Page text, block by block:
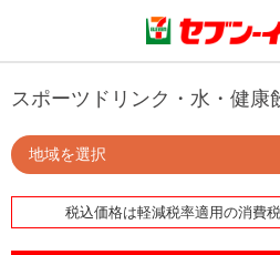
商品のご案内
商品のご案内トップ
今週の新商品
セール・キャンペーン
サービス
スポーツドリンク・水・健康
地域を選択
税込価格は軽減税率適用の消費